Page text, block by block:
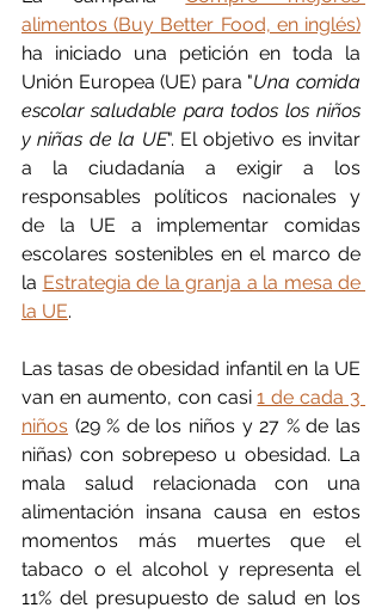
alimentos (Buy Better Food, en inglés)
ha iniciado una petición en toda la
Unión Europea (UE) para "Una comida
escolar saludable para todos los niños
y niñas de la UE". El objetivo es invitar
a la ciudadanía a exigir a los
responsables políticos nacionales y
de la UE a implementar comidas
escolares sostenibles en el marco de
la Estrategia de la granja a la mesa de
la UE.
Las tasas de obesidad infantil en la UE
van en aumento, con casi 1 de cada 3
niños (29 % de los niños y 27 % de las
niñas) con sobrepeso u obesidad. La
mala salud relacionada con una
alimentación insana causa en estos
momentos más muertes que el
tabaco o el alcohol y representa el
11% del presupuesto de salud en los